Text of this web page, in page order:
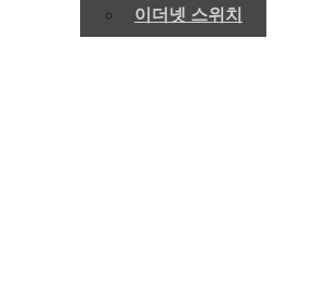
이더넷 스위치WIELAND